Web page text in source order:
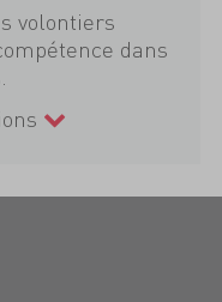
volontiers
dans